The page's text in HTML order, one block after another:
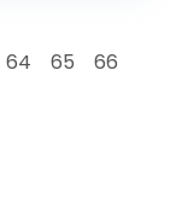
64 65
66